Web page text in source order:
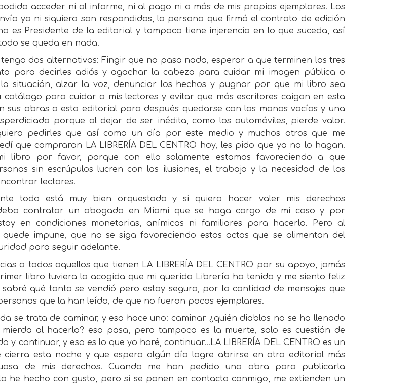
acceder ni al informe, ni al pago ni a más de mis propios ejemplares. Los
ya ni siquiera son respondidos, la persona que firmó el contrato de edición
es Presidente de la editorial y tampoco tiene injerencia en lo que suceda, así
se queda en nada.
tengo dos alternativas: Fingir que no pasa nada, esperar a que terminen los tres
para decirles adiós y agachar la cabeza para cuidar mi imagen pública o
situación, alzar la voz, denunciar los hechos y pugnar por que mi libro sea
catálogo para cuidar a mis lectores y evitar que más escritores caigan en esta
sus obras a esta editorial para después quedarse con las manos vacías y una
porque al dejar de ser inédita, como los automóviles, pierde valor.
pedirles que así como un día por este medio y muchos otros que me
que compraran LA LIBRERÍA DEL CENTRO hoy, les pido que ya no lo hagan.
libro por favor, porque con ello solamente estamos favoreciendo a que
sin escrúpulos lucren con las ilusiones, el trabajo y la necesidad de los
lectores.
todo está muy bien orquestado y si quiero hacer valer mis derechos
contratar un abogado en Miami que se haga cargo de mi caso y por
en condiciones monetarias, anímicas ni familiares para hacerlo. Pero al
impune, que no se siga favoreciendo estos actos que se alimentan del
para seguir adelante.
a todos aquellos que tienen LA LIBRERÍA DEL CENTRO por su apoyo, jamás
libro tuviera la acogida que mi querida Librería ha tenido y me siento feliz
qué tanto se vendió pero estoy segura, por la cantidad de mensajes que
que la han leído, de que no fueron pocos ejemplares.
se trata de caminar, y eso hace uno: caminar ¿quién diablos no se ha llenado
al hacerlo? eso pasa, pero tampoco es la muerte, solo es cuestión de
y continuar, y eso es lo que yo haré, continuar...LA LIBRERÍA DEL CENTRO es un
cierra esta noche y que espero algún día logre abrirse en otra editorial más
de mis derechos. Cuando me han pedido una obra para publicarla
he hecho con gusto, pero si se ponen en contacto conmigo, me extienden un